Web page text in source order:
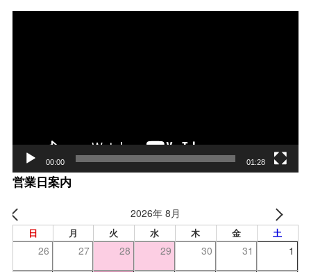
00:00 01:28
営業日案内
2026年 8月
日 月 火 水 木 金 土
26 27 28 29 30 31 1